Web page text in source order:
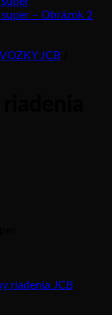
JCB
riadenia JCB